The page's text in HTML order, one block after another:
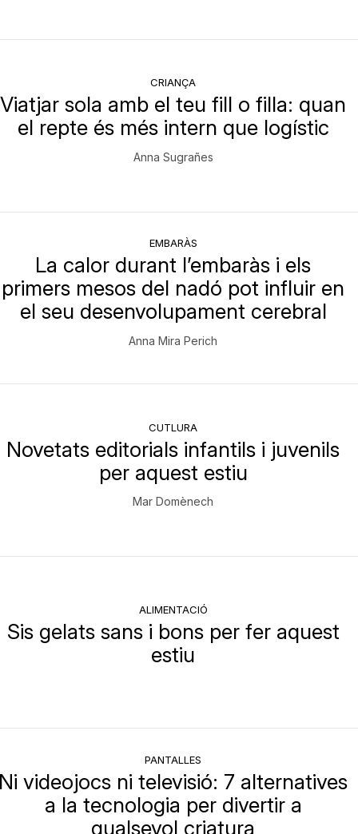
CRIANÇA
Viatjar sola amb el teu fill o filla: quan
el repte és més intern que logístic
Anna Sugrañes
EMBARÀS
La calor durant l’embaràs i els
primers mesos del nadó pot influir en
el seu desenvolupament cerebral
Anna Mira Perich
CUTLURA
Novetats editorials infantils i juvenils
per aquest estiu
Mar Domènech
ALIMENTACIÓ
Sis gelats sans i bons per fer aquest
estiu
PANTALLES
videojocs ni televisió: 7 alternatives
a la tecnologia per divertir a
qualsevol criatura